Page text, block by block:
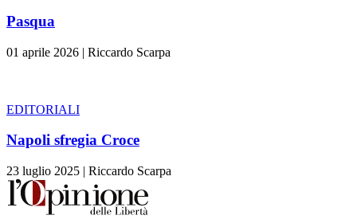
Pasqua
01 aprile 2026 | Riccardo Scarpa
EDITORIALI
Napoli sfregia Croce
23 luglio 2025 | Riccardo Scarpa